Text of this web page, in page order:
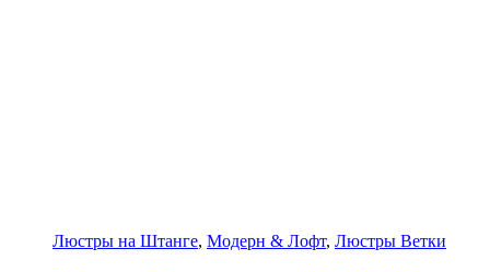
Люстры на Штанге, Модерн & Лофт, Люстры Ветки